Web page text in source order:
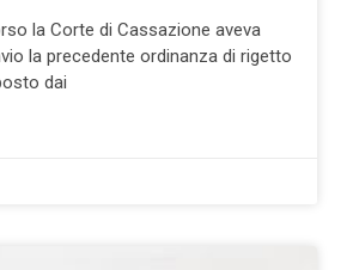
la Corte di Cassazione aveva
la precedente ordinanza di rigetto
dai